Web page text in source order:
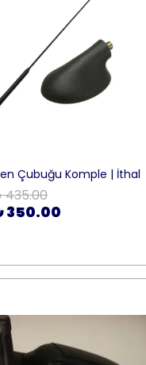
Çubuğu Komple | İthal
435.00
350.00